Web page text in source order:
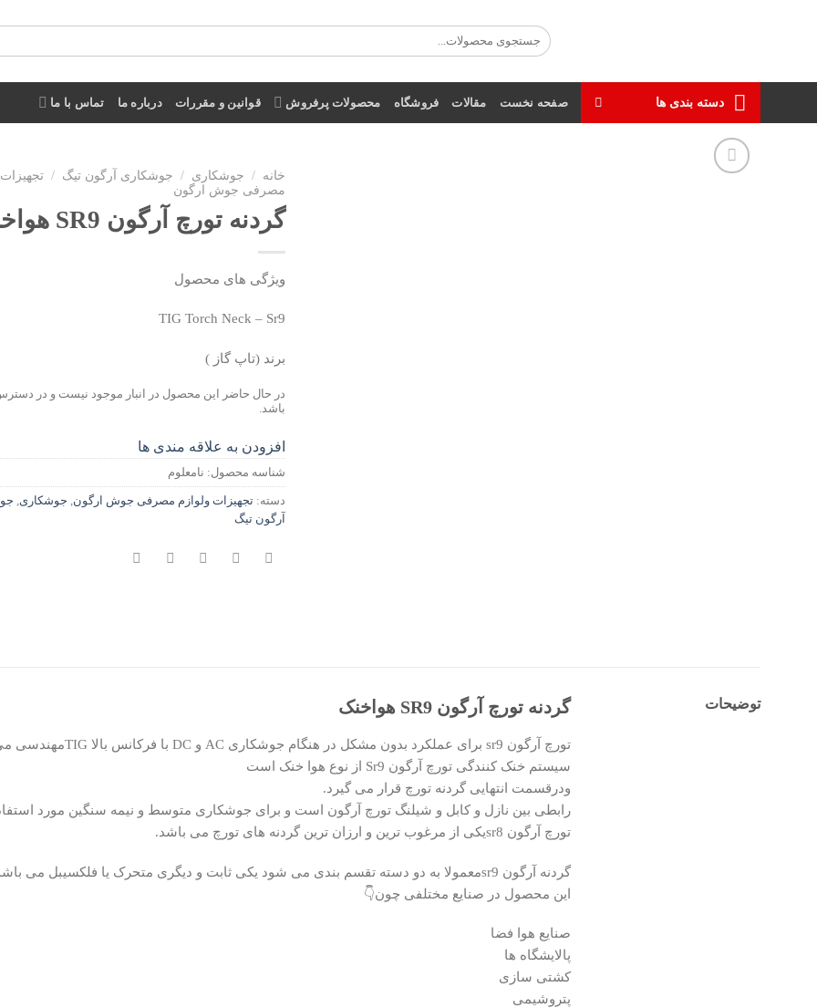
جستجو
برای:
دسته بندی ها صفحه نخست مقالات فروشگاه محصولات پرفروش قوانین و مقررات درباره ما تماس با ما
خانه / جوشکاری / جوشکاری آرگون تیگ /
مصرفی جوش ارگون
گردنه تورچ آرگون SR9 هواخنک
ویژگی های محصول
TIG Torch Neck – Sr9
برند (تاپ گاز )
در حال حاضر این محصول در انبار موجود نیست و در
باشد.
افزودن به علاقه مندی ها
شناسه محصول: نامعلوم
دسته: تجهیزات ولوازم مصرفی جوش ارگون, جوشکاری,
آرگون تیگ
توضیحات گردنه تورچ آرگون SR9 هواخنک
تورچ آرگون sr9 برای عملکرد بدون مشکل در هنگام جوشکاری AC و DC با فرکانس بالا TIGمهندسی می‌گردد.
سیستم خنک کنندگی تورچ آرگون Sr9 از نوع هوا خنک است
ودرقسمت انتهایی گردنه تورچ قرار می گیرد.
رابطی بین نازل و کابل و شیلنگ تورچ آرگون است و برای جوشکاری متوسط و نیمه سنگین مورد
تورچ آرگون sr8یکی از مرغوب ترین و ارزان ترین گردنه های تورچ می باشد.
گردنه آرگون sr9معمولا به دو دسته تقسم بندی می شود یکی ثابت و دیگری متحرک یا فلکسیبل می باشد.
این محصول در صنایع مختلفی چون👇
صنایع هوا فضا
پالایشگاه ها
کشتی سازی
پتروشیمی